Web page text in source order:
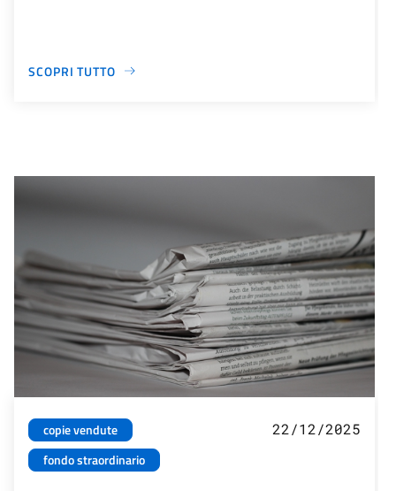
SCOPRI TUTTO
copie vendute
fondo straordinario
22/12/2025